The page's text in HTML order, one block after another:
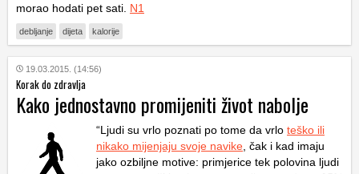
morao hodati pet sati. N1
debljanje dijeta kalorije
19.03.2015. (14:56)
Korak do zdravlja
Kako jednostavno promijeniti život nabolje
“Ljudi su vrlo poznati po tome da vrlo teško ili
nikako mijenjaju svoje navike, čak i kad imaju
jako ozbiljne motive: primjerice tek polovina ljudi